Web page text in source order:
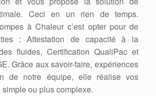
Ceci en un rien de temps.
à Chaleur c’est opter pour de
: Attestation de capacité à la
fluides, Certification QualiPac et
Grâce aux savoir-faire, expériences
de notre équipe, elle réalise vos
ou plus complexe.